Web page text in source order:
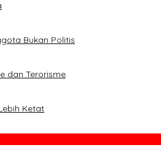
Bukan Politis
dan Terorisme
Ketat